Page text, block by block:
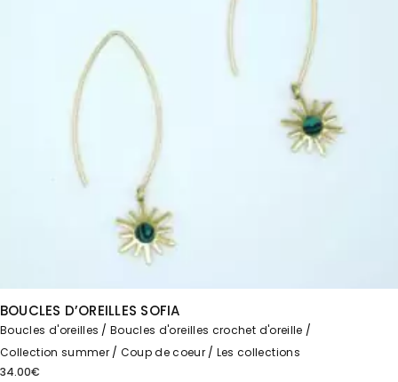
BOUCLES D’OREILLES SOFIA
Boucles d'oreilles
Boucles d'oreilles crochet d'oreille
Collection summer
Coup de coeur
Les collections
34.00€